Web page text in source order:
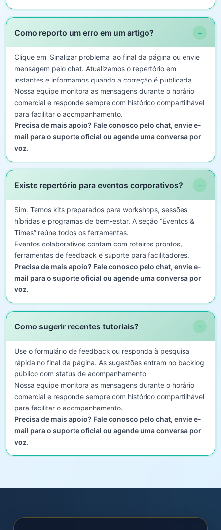
Como reporto um erro em um artigo? −
Clique em 'Sinalizar problema' ao final da página ou envie
mensagem pelo chat. Atualizamos o repertório em
instantes e informamos quando a correção é publicada.
Nossa equipe monitora as mensagens durante o horário
comercial e responde sempre com histórico compartilhável
para facilitar o acompanhamento.
Precisa de mais apoio? Fale conosco pelo chat, envie e-
mail para o suporte oficial ou agende uma conversa por
voz.
Existe repertório para eventos corporativos? −
Sim. Temos kits preparados para workshops, sessões
híbridas e programas de bem-estar. A seção “Eventos &
Times” reúne todos os ferramentas.
Eventos colaborativos contam com roteiros prontos,
ferramentas de feedback e suporte para facilitadores.
Precisa de mais apoio? Fale conosco pelo chat, envie e-
mail para o suporte oficial ou agende uma conversa por
voz.
Como sugerir recentes tutoriais? −
Use o formulário de feedback ou responda à pesquisa
rápida no final da página. As sugestões entram no backlog
público com status de acompanhamento.
Nossa equipe monitora as mensagens durante o horário
comercial e responde sempre com histórico compartilhável
para facilitar o acompanhamento.
Precisa de mais apoio? Fale conosco pelo chat, envie e-
mail para o suporte oficial ou agende uma conversa por
voz.